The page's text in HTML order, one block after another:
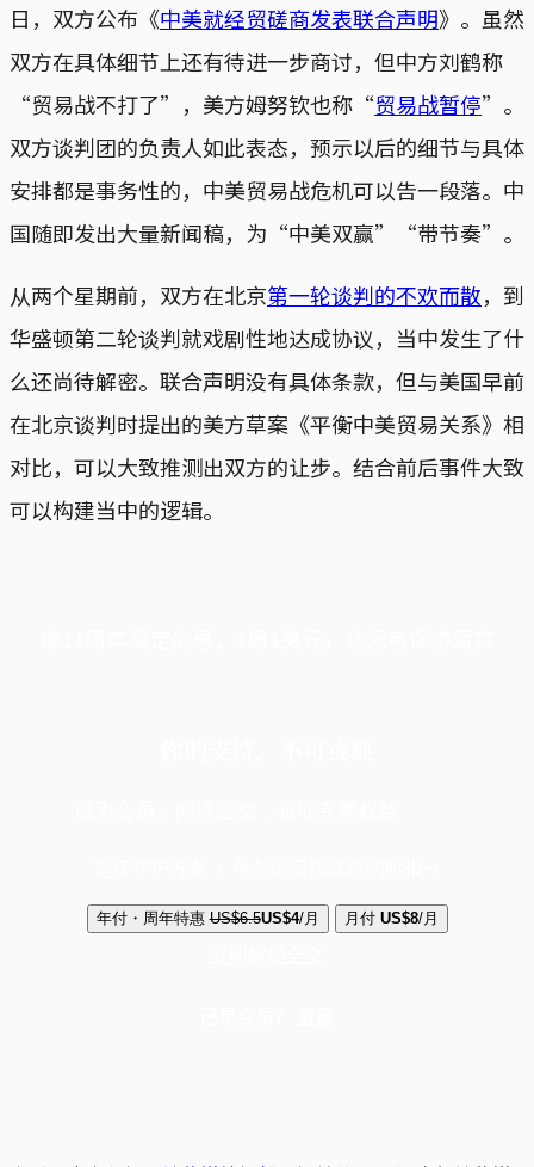
日，双方公布《中美就经贸磋商发表联合声明》。虽然
双方在具体细节上还有待进一步商讨，但中方刘鹤称
“贸易战不打了”，美方姆努钦也称“贸易战暂停”。
双方谈判团的负责人如此表态，预示以后的细节与具体
安排都是事务性的，中美贸易战危机可以告一段落。中
国随即发出大量新闻稿，为“中美双赢”“带节奏”。
从两个星期前，双方在北京第一轮谈判的不欢而散，到
华盛顿第二轮谈判就戏剧性地达成协议，当中发生了什
么还尚待解密。联合声明没有具体条款，但与美国早前
在北京谈判时提出的美方草案《平衡中美贸易关系》相
对比，可以大致推测出双方的让步。结合前后事件大致
可以构建当中的逻辑。
年付・周年特惠 US$6.5US$4/月 月付 US$8/月